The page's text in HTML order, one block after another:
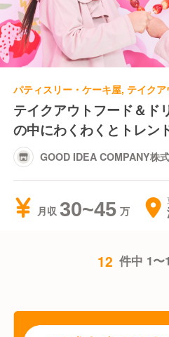
テイクアウトフード＆
の中にわくわくとトレン
GOOD IDEA COMPANY株
月収 30~45
12 件中 1〜